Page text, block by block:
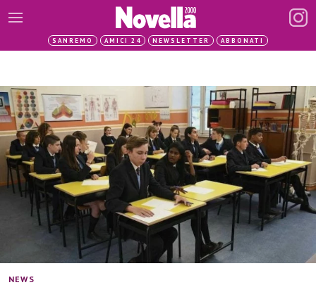
SANREMO AMICI 24 NEWSLETTER ABBONATI
NEWS